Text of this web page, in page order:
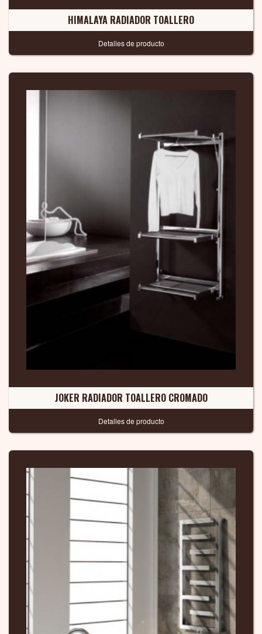
HIMALAYA RADIADOR TOALLERO
Detalles de producto
JOKER RADIADOR TOALLERO CROMADO
Detalles de producto